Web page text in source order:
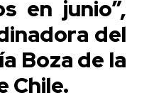
en junio”,
del
Boza de la
Chile.